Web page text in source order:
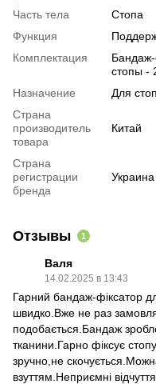
Часть тела
Стопа
Функция
Комплектация
стопы -
Назначение
Для
Страна
производитель
товара
Китай
Страна
регистрации
бренда
Украина
Отзывы 1
Валя
14.02.2025 в 13:43
Гарний бандаж-фіксатор
швидко.Вже не раз
подобається.Бандаж
тканини.Гарно фіксує
зручно,не
взуттям.Неприємні